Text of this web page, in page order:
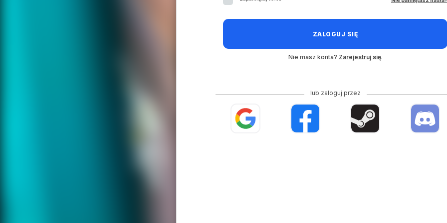
ZALOGUJ SIĘ
Nie masz konta? Zarejestruj się.
lub zaloguj przez